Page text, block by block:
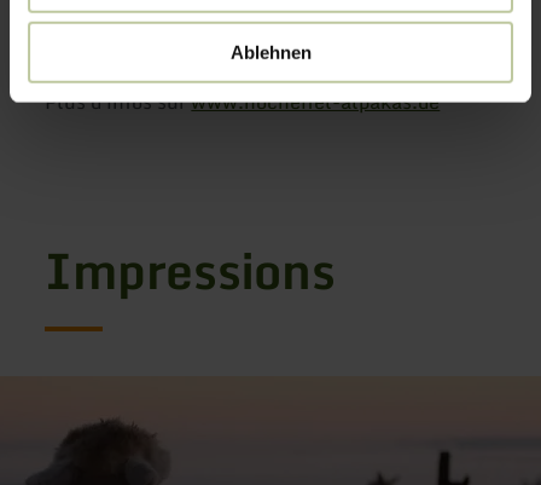
Ablehnen
Tous les vendredis à 15h00, inscription
Plus d'infos surwww.hocheifel-alpakas.de
Impressions